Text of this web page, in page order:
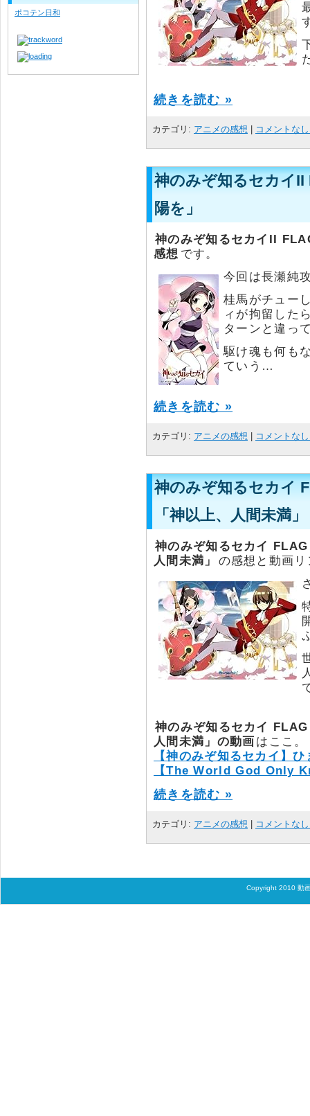
続きを読む »
カテゴリ: アニメの感想 コメントな
神のみぞ知るセカイII
陽を」
神のみぞ知るセカイII
感想 です。
今回は長瀬純
桂馬がチュー
ィが拘留した
ターンと違っ
駆け魂も何も
ていう…
続きを読む »
カテゴリ: アニメの感想 コメントな
神のみぞ知るセカイ
「神以上、人間未満」
神のみぞ知るセカイ
人間未満」
の感想と動画
神のみぞ知るセカイ
人間未満」の動画 はここ。
【神のみぞ知るセカイ】
【The World God Only
続きを読む »
カテゴリ: アニメの感想 コメントな
ポコテン日和
Copyright 2010 動